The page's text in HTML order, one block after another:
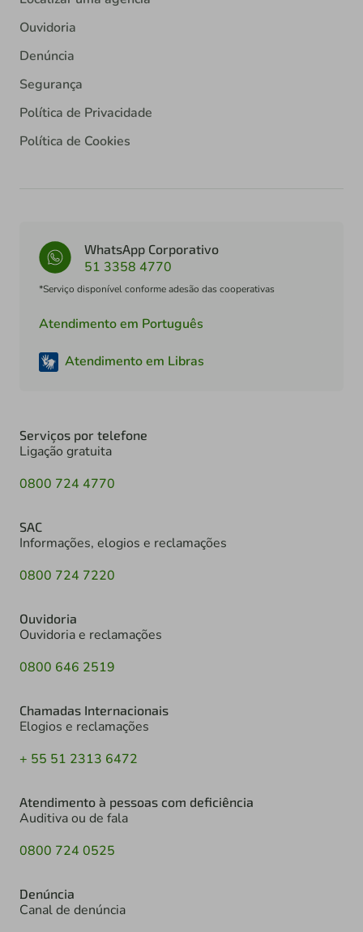
Ouvidoria
Denúncia
Segurança
Política de Privacidade
Política de Cookies
WhatsApp Corporativo
51 3358 4770
*Serviço disponível conforme adesão das cooperativas
Atendimento em Português
Atendimento em Libras
Serviços por telefone
Ligação gratuita
0800 724 4770
SAC
Informações, elogios e reclamações
0800 724 7220
Ouvidoria
Ouvidoria e reclamações
0800 646 2519
Chamadas Internacionais
Elogios e reclamações
+ 55 51 2313 6472
Atendimento à pessoas com deficiência
Auditiva ou de fala
0800 724 0525
Denúncia
Canal de denúncia